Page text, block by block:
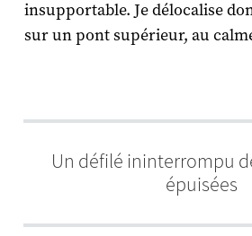
insupportable. Je délocalise
sur un pont supérieur, au
Un défilé ininterrompu
épuisées